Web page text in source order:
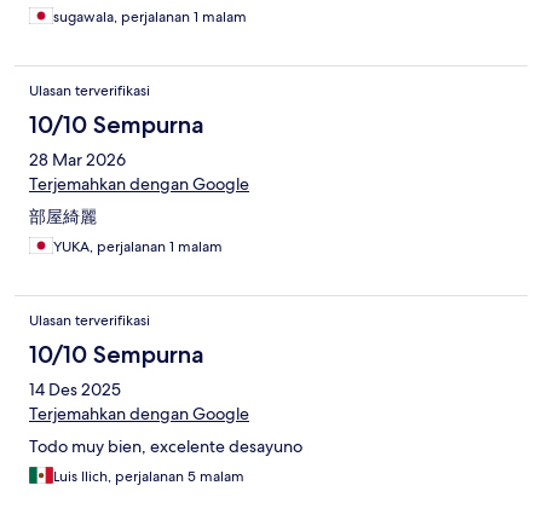
sugawala, perjalanan 1 malam
Ulasan terverifikasi
10/10 Sempurna
28 Mar 2026
Terjemahkan dengan Google
部屋綺麗
YUKA, perjalanan 1 malam
Ulasan terverifikasi
10/10 Sempurna
14 Des 2025
Terjemahkan dengan Google
Todo muy bien, excelente desayuno
Luis Ilich, perjalanan 5 malam